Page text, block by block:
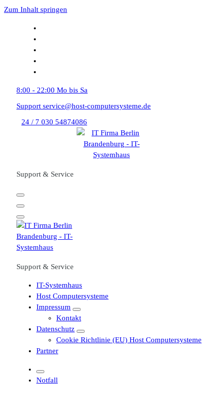
Zum Inhalt springen
8:00 - 22:00 Mo bis Sa
Support service@host-computersysteme.de
24 / 7 030 54874086
Support & Service
Support & Service
IT-Systemhaus
Host Computersysteme
Impressum
Kontakt
Datenschutz
Cookie Richtlinie (EU) Host Computersysteme
Partner
Notfall